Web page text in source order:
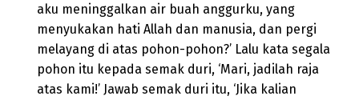
aku meninggalkan air buah anggurku, yang
menyukakan hati Allah dan manusia, dan pergi
melayang di atas pohon-pohon?’ Lalu kata segala
pohon itu kepada semak duri, ‘Mari, jadilah raja
atas kami!’ Jawab semak duri itu, ‘Jika kalian